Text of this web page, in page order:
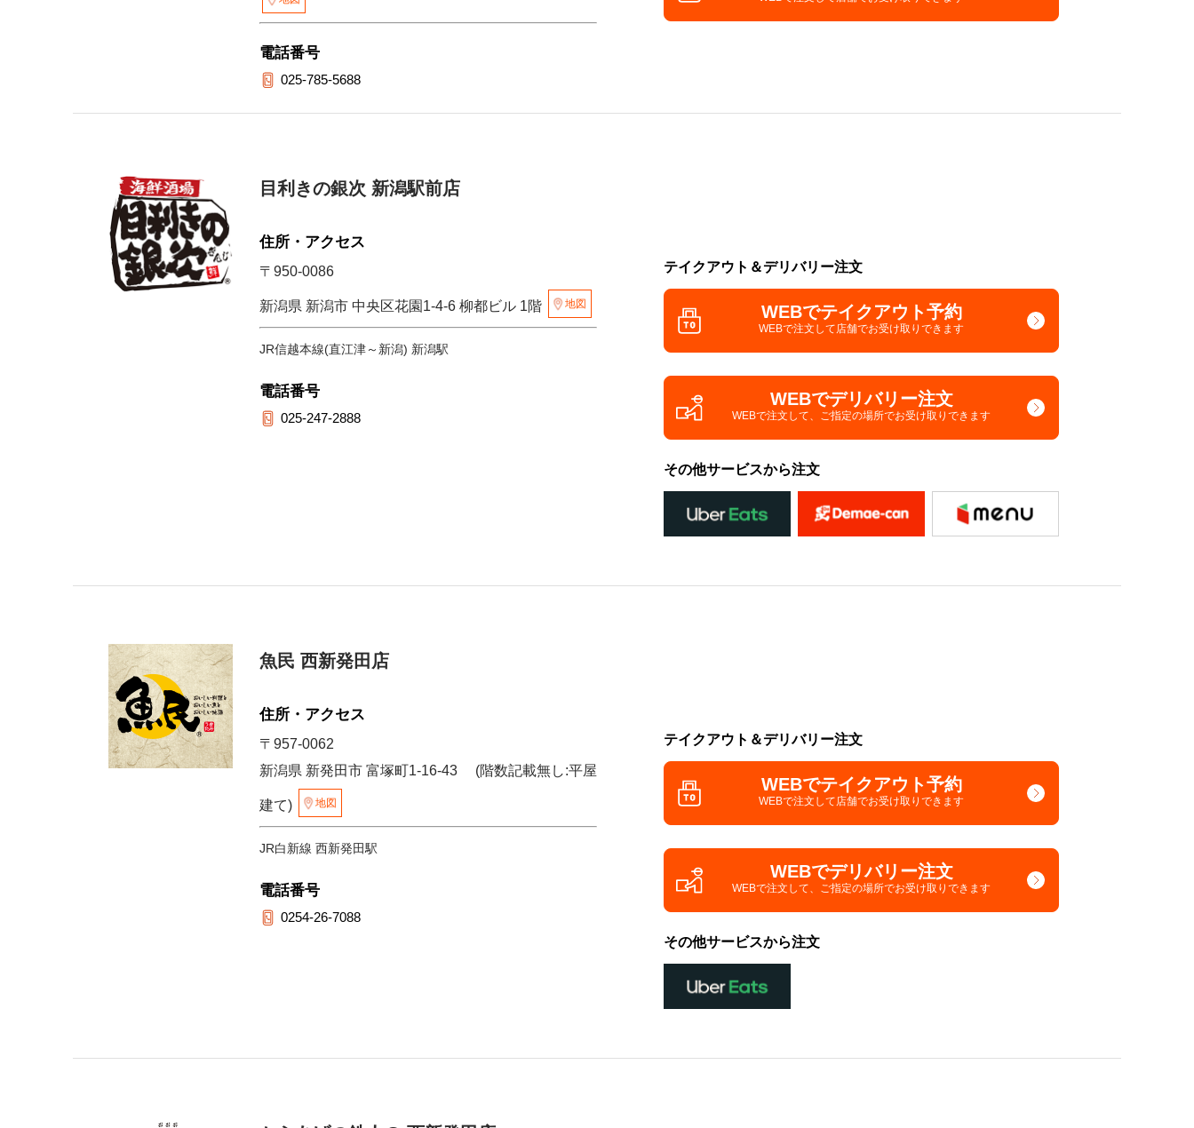
電話番号
025-785-5688
目利きの銀次 新潟駅前店
住所・アクセス
〒950-0086
新潟県 新潟市 中央区花園1-4-6 柳都ビル 1階 地図
JR信越本線(直江津～新潟) 新潟駅
電話番号
025-247-2888
テイクアウト＆デリバリー注文
WEBでテイクアウト予約
WEBで注文して店舗でお受け取りできます
WEBでデリバリー注文
WEBで注文して、 ご指定の場所でお受け取りできます
その他サービスから注文
魚民 西新発田店
住所・アクセス
〒957-0062
新潟県 新発田市 富塚町1-16-43 (階数記載無し:平屋
建て) 地図
JR白新線 西新発田駅
電話番号
0254-26-7088
テイクアウト＆デリバリー注文
WEBでテイクアウト予約
WEBで注文して 店舗でお受け取りできます
WEBでデリバリー注文
WEBで注文して、 ご指定の場所でお受け取りできます
その他サービスから注文